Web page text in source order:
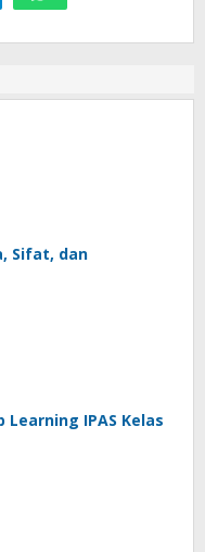
Sifat, dan
Learning IPAS Kelas